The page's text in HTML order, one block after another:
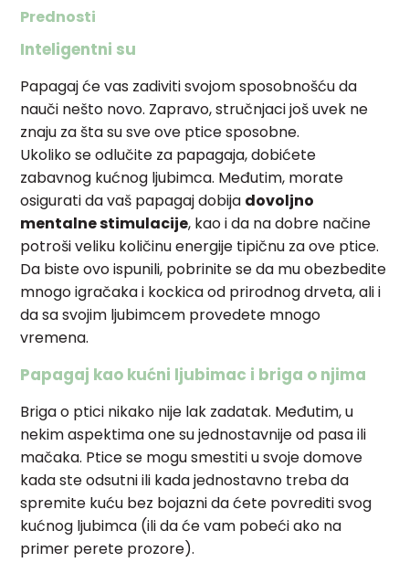
Prednosti
Inteligentni su
Papagaj će vas zadiviti svojom sposobnošću da
nauči nešto novo. Zapravo, stručnjaci još uvek ne
znaju za šta su sve ove ptice sposobne.
Ukoliko se odlučite za papagaja, dobićete
zabavnog kućnog ljubimca. Međutim, morate
osigurati da vaš papagaj dobija dovoljno
mentalne stimulacije, kao i da na dobre načine
potroši veliku količinu energije tipičnu za ove ptice.
Da biste ovo ispunili, pobrinite se da mu obezbedite
mnogo igračaka i kockica od prirodnog drveta, ali i
da sa svojim ljubimcem provedete mnogo
vremena.
Papagaj kao kućni ljubimac i briga o njima
Briga o ptici nikako nije lak zadatak. Međutim, u
nekim aspektima one su jednostavnije od pasa ili
mačaka. Ptice se mogu smestiti u svoje domove
kada ste odsutni ili kada jednostavno treba da
spremite kuću bez bojazni da ćete povrediti svog
kućnog ljubimca (ili da će vam pobeći ako na
primer perete prozore).